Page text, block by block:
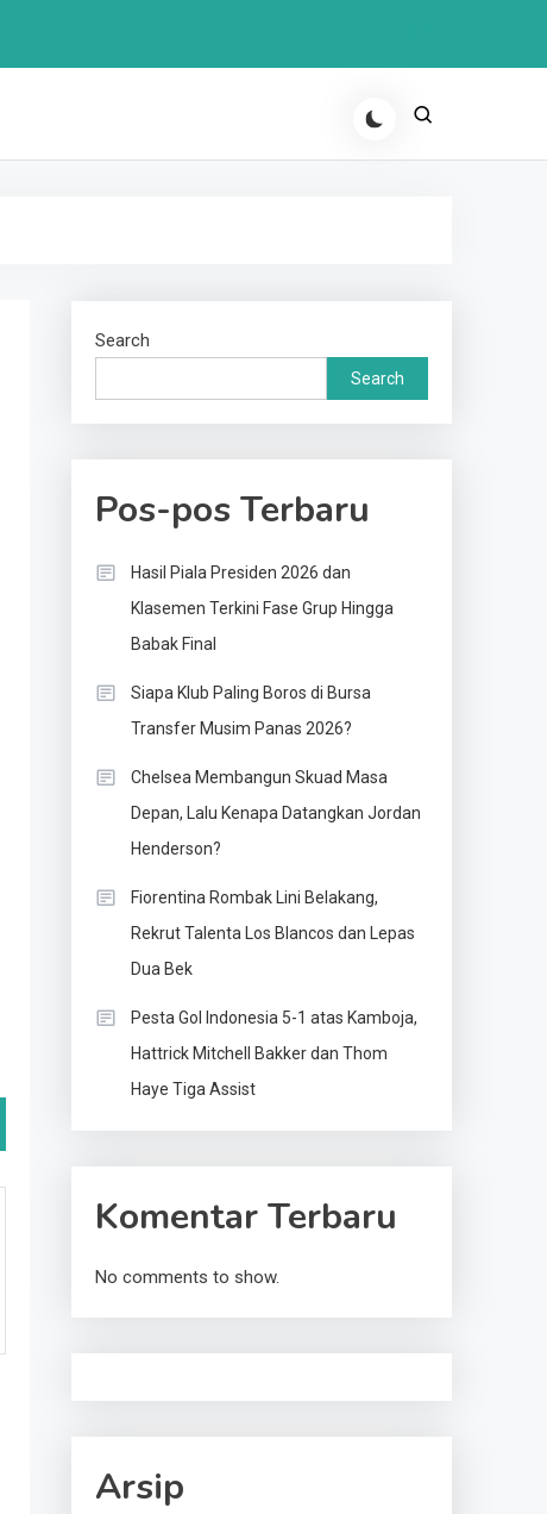
Search
Search
Pos-pos Terbaru
Hasil Piala Presiden 2026 dan
Klasemen Terkini Fase Grup Hingga
Babak Final
Siapa Klub Paling Boros di Bursa
Transfer Musim Panas 2026?
Chelsea Membangun Skuad Masa
Depan, Lalu Kenapa Datangkan Jordan
Henderson?
Fiorentina Rombak Lini Belakang,
Rekrut Talenta Los Blancos dan Lepas
Dua Bek
Pesta Gol Indonesia 5-1 atas Kamboja,
Hattrick Mitchell Bakker dan Thom
Haye Tiga Assist
Komentar Terbaru
No comments to show.
Arsip